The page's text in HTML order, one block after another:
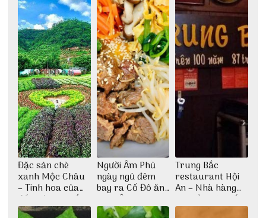
Đặc sản chè
xanh Mộc Châu
– Tinh hoa của
đất trời Tây Bắc
Người Âm Phủ
ngày ngủ đêm
bay ra Cố Đô ăn
Cơm Âm Phủ
Huế
Trung Bắc
restaurant Hội
An – Nhà hàng
cao lầu có thiết
kế vô cùng ấn